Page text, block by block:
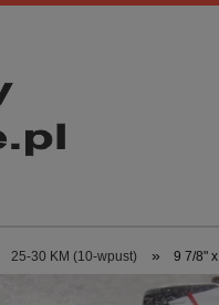
25-30 KM (10-wpust) » 9 7/8"